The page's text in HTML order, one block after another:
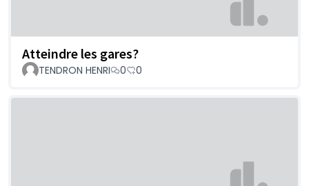
Atteindre les gares?
TENDRON HENRI 0 0